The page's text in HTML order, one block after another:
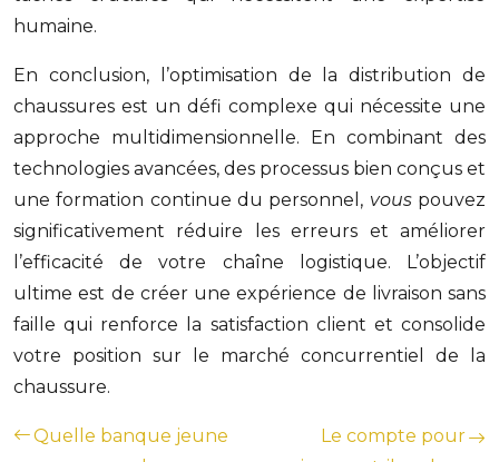
humaine.
En conclusion, l’optimisation de la distribution de
chaussures est un défi complexe qui nécessite une
approche multidimensionnelle. En combinant des
technologies avancées, des processus bien conçus et
une formation continue du personnel, vouspouvez
significativement réduire les erreurs et améliorer
l’efficacité de votre chaîne logistique. L’objectif
ultime est de créer une expérience de livraison sans
faille qui renforce la satisfaction client et consolide
votre position sur le marché concurrentiel de la
chaussure.
Quelle banque jeune
Le compte pour